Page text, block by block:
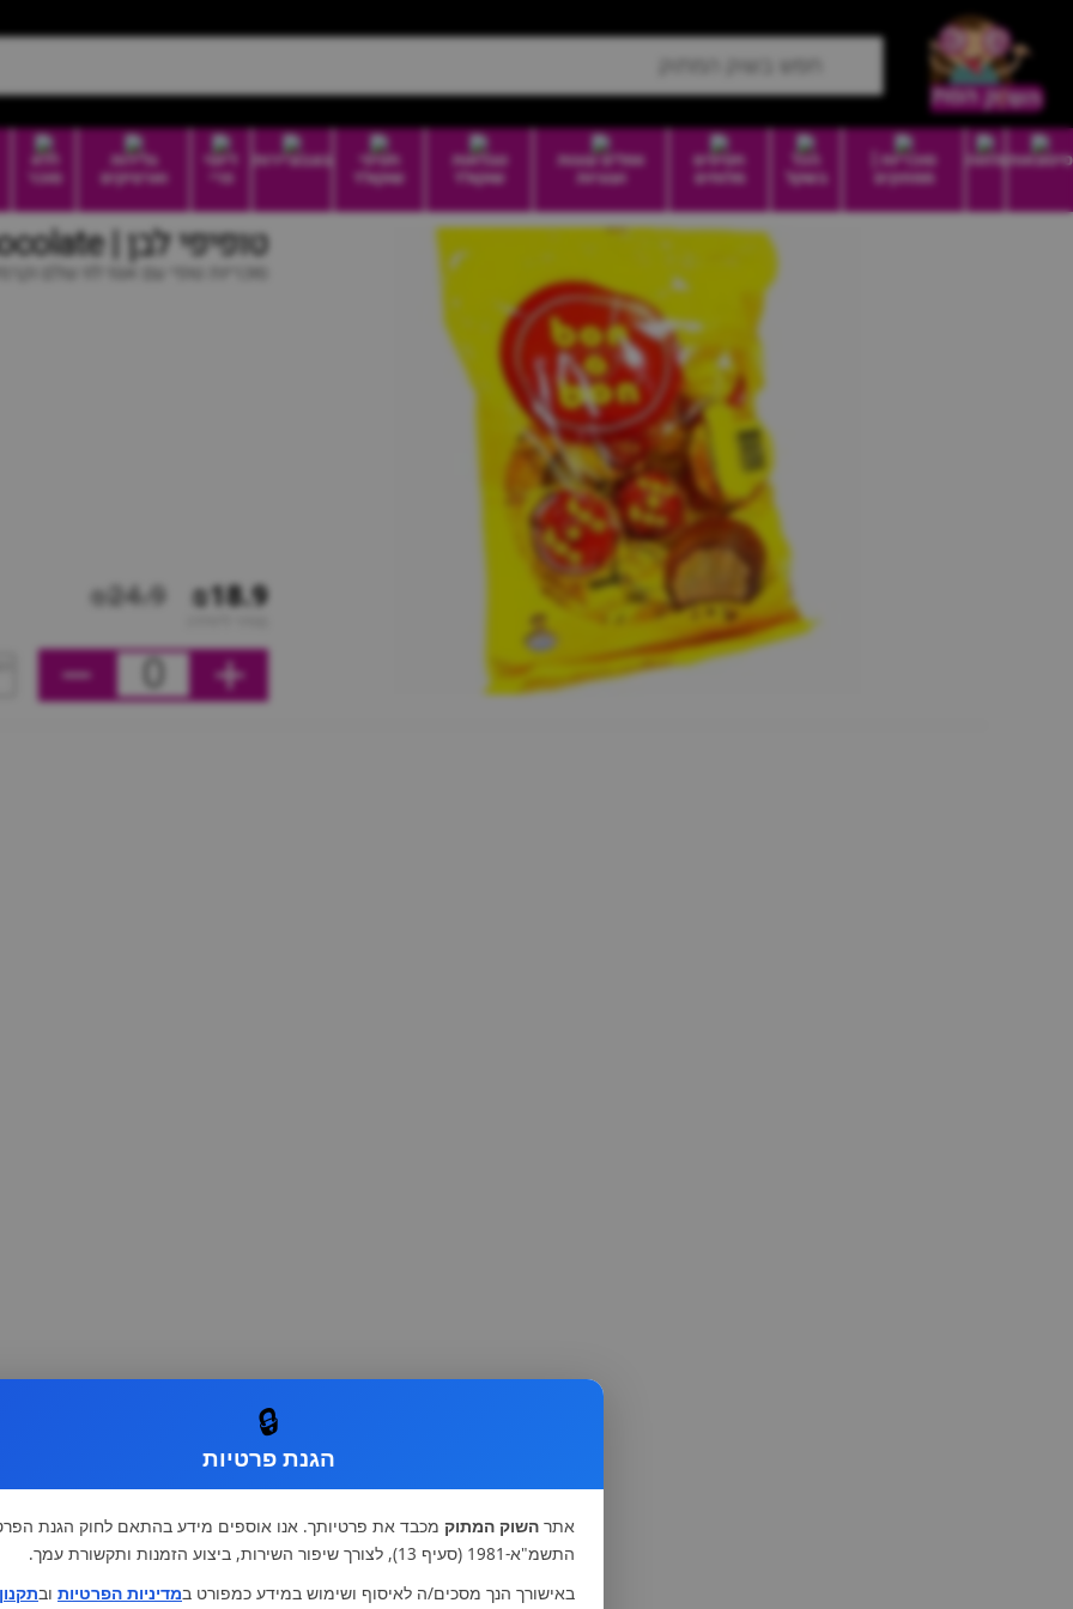
סיטונאותמזווה
סוכריות |
ממתקים
הכל
בשקל
חטיפים
מלוחים
וופלים עוגות
ועוגיות
טבלאות
שוקולד
חטיפי
שוקולד
בונבוניירות
דיוטי
פרי
גלידות
וארטיקים
ללא
סוכר
טופיפי לבן | toffifee white chocolate
סוכריות טופי עם אגוז לוז שלם
₪18.9
₪24.9
0
🔒
הגנת פרטיות
אתר השוק המתוק מכבד את פרטיותך. אנו אוספים מידע בהתאם לחוק הגנת
התשמ"א-1981 (סעיף 13), לצורך שיפור השירות, ביצוע הזמנות ותקשורת עמך.
באישורך הנך מסכים/ה לאיסוף ושימוש במידע כמפורט במדיניות הפרטיות ובתקנון